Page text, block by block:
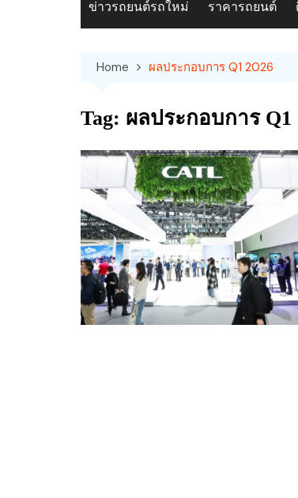
ข่าวรถยนต์รถใหม่ ราคารถยนต์
Home ผลประกอบการ Q1 2026
Tag: ผลประกอบการ Q1